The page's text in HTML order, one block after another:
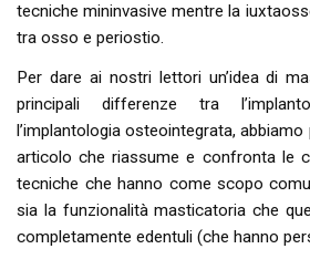
tecniche mininvasive mentre la
tra osso e periostio.
Per dare ai nostri lettori un’idea di
principali differenze tra
l’implantologia osteointegrata,
articolo che riassume e confronta le
tecniche che hanno come scopo
sia la funzionalità masticatoria che
completamente edentuli (che hanno